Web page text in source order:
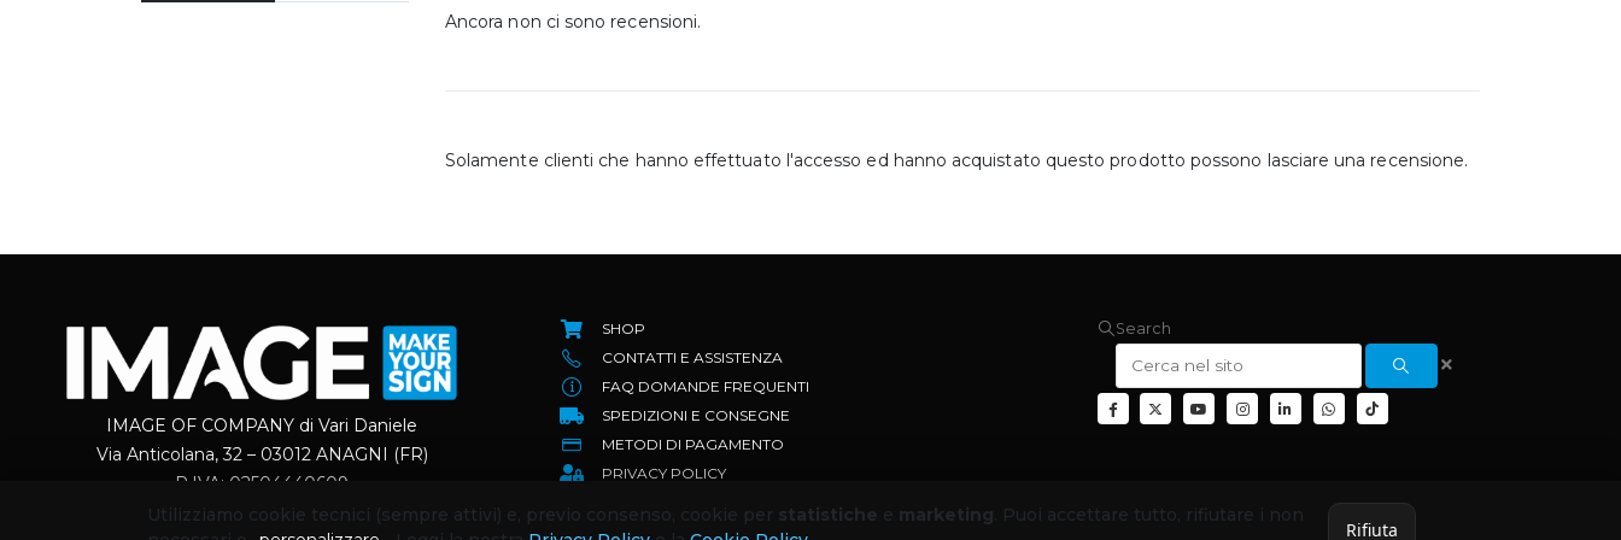
Ancora non ci sono recensioni.
Solamente clienti che hanno effettuato l'accesso ed hanno acquistato questo prodotto possono lasciare una recensione.
IMAGE OF COMPANY di Vari Daniele
Via Anticolana, 32 – 03012 ANAGNI (FR)
P.IVA: 02504440609
SHOP
CONTATTI E ASSISTENZA
FAQ DOMANDE FREQUENTI
SPEDIZIONI E CONSEGNE
METODI DI PAGAMENTO
PRIVACY POLICY
RESI E RIMBORSI
Search
Utilizziamo cookie tecnici (sempre attivi) e, previo consenso, cookie per statistiche e marketing. Puoi accettare tutto, rifiutare i non
Rifiuta